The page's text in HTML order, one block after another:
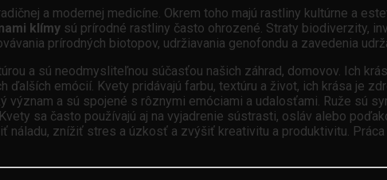
a modernej medicíne. Okrem toho majú rastliny kultúrne a
klímy sú prírodné rastliny často ohrozené. Straty biodiverzity,
prírodných biotopov, udržiavania genofondu a zavedenia
a sú neodmysliteľnou súčasťou našich záhrad, domovov. Ich
ďalších emócií. Kvety pridávajú farbu, textúru a život, ich krása je
význam a sú spojené s rôznymi emóciami a udalosťami. Ruže sú
sa často používajú aj na vyjadrenie sústrasti, osláv alebo
náladu, znížiť stres a úzkosť a zvýšiť kreativitu a produktivitu.